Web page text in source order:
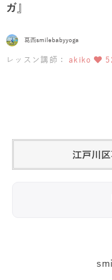
ガ』
葛西smilebabyyoga
レッスン講師： akiko
江戸川